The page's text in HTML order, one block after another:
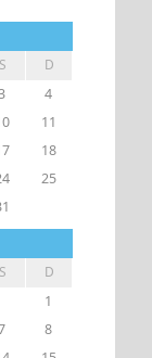
S
D
4
11
18
25
S
D
1
8